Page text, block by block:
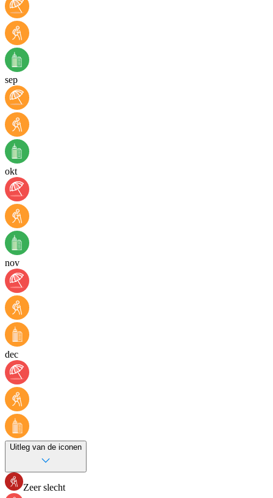
sep
okt
nov
dec
Uitleg van de iconen
Zeer slecht